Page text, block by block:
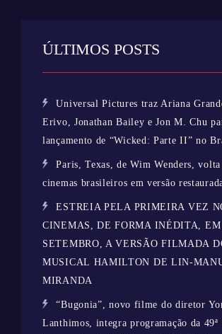
ÚLTIMOS POSTS
Universal Pictures traz Ariana
Erivo, Jonathan Bailey e Jon M. Chu
lançamento de “Wicked: Parte II” no
Paris, Texas, de Wim Wenders, volta
cinemas brasileiros em versão
ESTREIA PELA PRIMEIRA VEZ
CINEMAS, DE FORMA INÉDITA, EM
SETEMBRO, A VERSÃO FILMADA
MUSICAL HAMILTON DE LIN-
MIRANDA
“Bugonia”, novo filme do diretor
Lanthimos, integra programação da 49ª